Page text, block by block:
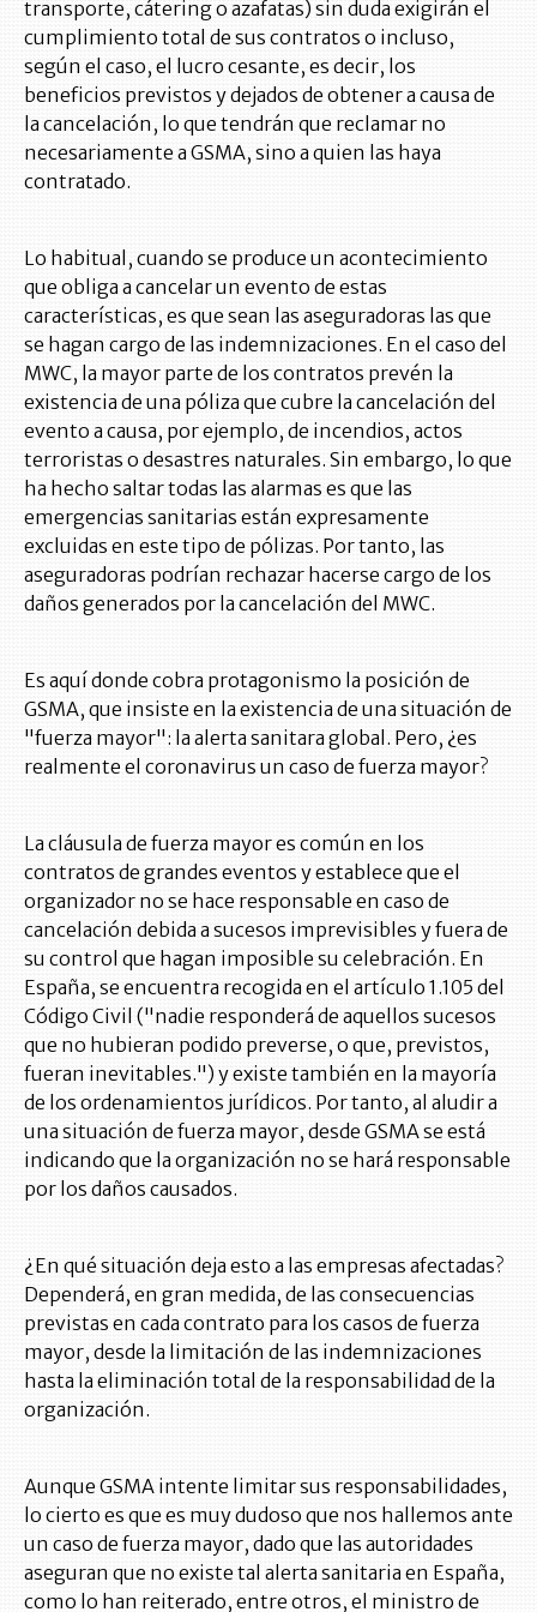
transporte, cátering o azafatas) sin duda exigirán el
cumplimiento total de sus contratos o incluso,
según el caso, el lucro cesante, es decir, los
beneficios previstos y dejados de obtener a causa de
la cancelación, lo que tendrán que reclamar no
necesariamente a GSMA, sino a quien las haya
contratado.
Lo habitual, cuando se produce un acontecimiento
que obliga a cancelar un evento de estas
características, es que sean las aseguradoras las que
se hagan cargo de las indemnizaciones. En el caso del
MWC, la mayor parte de los contratos prevén la
existencia de una póliza que cubre la cancelación del
evento a causa, por ejemplo, de incendios, actos
terroristas o desastres naturales. Sin embargo, lo que
ha hecho saltar todas las alarmas es que las
emergencias sanitarias están expresamente
excluidas en este tipo de pólizas. Por tanto, las
aseguradoras podrían rechazar hacerse cargo de los
daños generados por la cancelación del MWC.
Es aquí donde cobra protagonismo la posición de
GSMA, que insiste en la existencia de una situación de
"fuerza mayor": la alerta sanitara global. Pero, ¿es
realmente el coronavirus un caso de fuerza mayor?
La cláusula de fuerza mayor es común en los
contratos de grandes eventos y establece que el
organizador no se hace responsable en caso de
cancelación debida a sucesos imprevisibles y fuera de
su control que hagan imposible su celebración. En
España, se encuentra recogida en el artículo 1.105 del
Código Civil ("nadie responderá de aquellos sucesos
que no hubieran podido preverse, o que, previstos,
fueran inevitables.") y existe también en la mayoría
de los ordenamientos jurídicos. Por tanto, al aludir a
una situación de fuerza mayor, desde GSMA se está
indicando que la organización no se hará responsable
por los daños causados.
¿En qué situación deja esto a las empresas afectadas?
Dependerá, en gran medida, de las consecuencias
previstas en cada contrato para los casos de fuerza
mayor, desde la limitación de las indemnizaciones
hasta la eliminación total de la responsabilidad de la
organización.
Aunque GSMA intente limitar sus responsabilidades,
lo cierto es que es muy dudoso que nos hallemos ante
un caso de fuerza mayor, dado que las autoridades
aseguran que no existe tal alerta sanitaria en España,
como lo han reiterado, entre otros, el ministro de